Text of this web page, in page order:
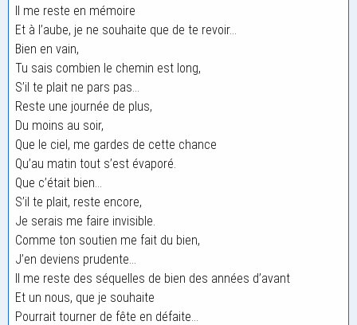
Il me reste en mémoire
Et à l’aube, je ne souhaite que de te revoir…
Bien en vain,
Tu sais combien le chemin est long,
S’il te plait ne pars pas…
Reste une journée de plus,
Du moins au soir,
Que le ciel, me gardes de cette chance
Qu’au matin tout s’est évaporé.
Que c’était bien…
S’il te plait, reste encore,
Je serais me faire invisible.
Comme ton soutien me fait du bien,
J’en deviens prudente…
Il me reste des séquelles de bien des années d’avant
Et un nous, que je souhaite
Pourrait tourner de fête en défaite…